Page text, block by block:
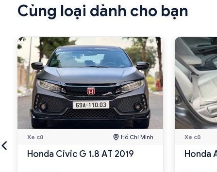
Cùng loại dành cho bạn
Xe cũ Hồ Chí Minh
Honda Civic G 1.8 AT 2019
Xe cũ
Honda